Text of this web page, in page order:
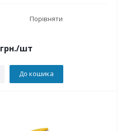
Порівняти
грн./шт
До кошика